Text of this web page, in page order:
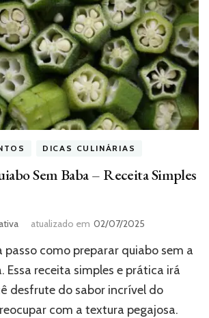
DICAS CULINÁRIAS
Sem Baba – Receita Simples
atualizado em 02/07/2025
passo como preparar quiabo sem a
Essa receita simples e prática irá
desfrute do sabor incrível do
com a textura pegajosa.